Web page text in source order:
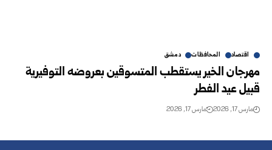
اقتصاد المحافظات دمشق
مهرجان الخير يستقطب المتسوقين بعروضه التوفيرية
قبيل عيد الفطر
مارس 17, 2026 مارس 17, 2026